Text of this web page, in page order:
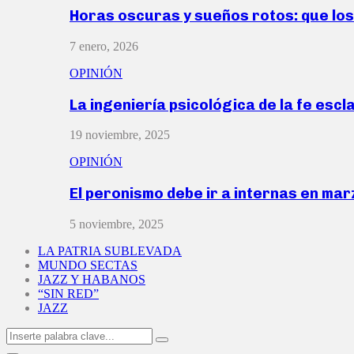
Horas oscuras y sueños rotos: que
7 enero, 2026
OPINIÓN
La ingeniería psicológica de la fe
19 noviembre, 2025
OPINIÓN
El peronismo debe ir a internas en
5 noviembre, 2025
LA PATRIA SUBLEVADA
MUNDO SECTAS
JAZZ Y HABANOS
“SIN RED”
JAZZ
Search
for:
Search